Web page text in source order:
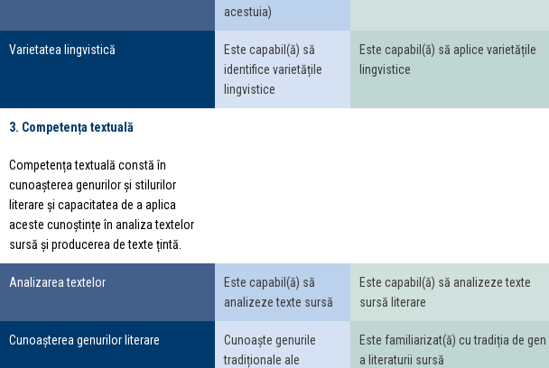
acestuia)
Varietatea lingvistică
Este capabil(ă) să
identifice varietățile
lingvistice
Este capabil(ă) să aplice varietățile
lingvistice
3. Competența textuală
Competența textuală constă în
cunoașterea genurilor și stilurilor
literare și capacitatea de a aplica
aceste cunoștințe în analiza textelor
sursă și producerea de texte țintă.
Analizarea textelor
Este capabil(ă) să
analizeze texte sursă
Este capabil(ă) să analizeze texte
sursă literare
Cunoașterea genurilor literare
Cunoaște genurile
tradiționale ale
Este familiarizat(ă) cu tradiția de gen
a literaturii sursă